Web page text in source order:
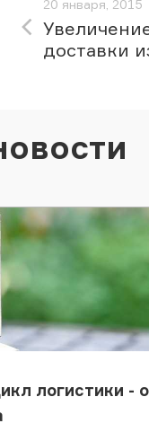
20 января, 2015
доставки
логистики -